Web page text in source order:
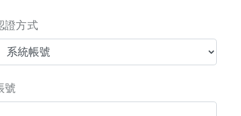
證方式
號